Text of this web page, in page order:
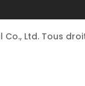
Co., Ltd. Tous